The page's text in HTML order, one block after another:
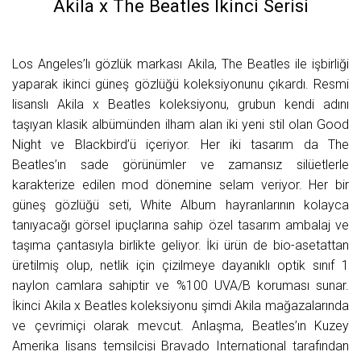
Akila x The Beatles İkinci Serisi
Los Angeles’lı gözlük markası Akila, The Beatles ile işbirliği
yaparak ikinci güneş gözlüğü koleksiyonunu çıkardı. Resmi
lisanslı Akila x Beatles koleksiyonu, grubun kendi adını
taşıyan klasik albümünden ilham alan iki yeni stil olan Good
Night ve Blackbird’ü içeriyor. Her iki tasarım da The
Beatles’ın sade görünümler ve zamansız silüetlerle
karakterize edilen mod dönemine selam veriyor. Her bir
güneş gözlüğü seti, White Album hayranlarının kolayca
tanıyacağı görsel ipuçlarına sahip özel tasarım ambalaj ve
taşıma çantasıyla birlikte geliyor. İki ürün de bio-asetattan
üretilmiş olup, netlik için çizilmeye dayanıklı optik sınıf 1
naylon camlara sahiptir ve %100 UVA/B koruması sunar.
İkinci Akila x Beatles koleksiyonu şimdi Akila mağazalarında
ve çevrimiçi olarak mevcut. Anlaşma, Beatles’ın Kuzey
Amerika lisans temsilcisi Bravado International tarafından